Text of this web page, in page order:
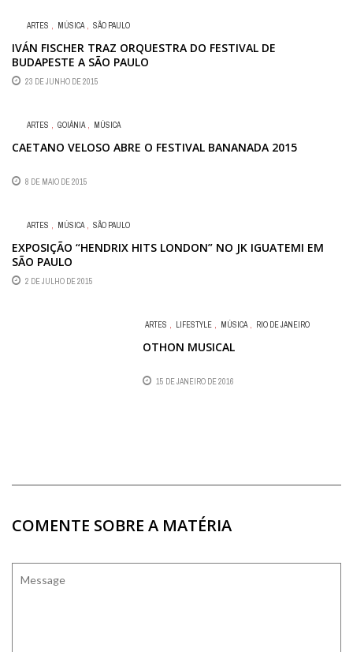
ARTES , MÚSICA , SÃO PAULO
IVÁN FISCHER TRAZ ORQUESTRA DO FESTIVAL DE
BUDAPESTE A SÃO PAULO
23 DE JUNHO DE 2015
ARTES , GOIÂNIA , MÚSICA
CAETANO VELOSO ABRE O FESTIVAL BANANADA 2015
8 DE MAIO DE 2015
ARTES , MÚSICA , SÃO PAULO
EXPOSIÇÃO “HENDRIX HITS LONDON” NO JK IGUATEMI EM
SÃO PAULO
2 DE JULHO DE 2015
ARTES , LIFESTYLE , MÚSICA , RIO DE JANEIRO
OTHON MUSICAL
15 DE JANEIRO DE 2016
COMENTE SOBRE A MATÉRIA